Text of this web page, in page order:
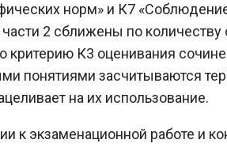
норм» и К7
2 сближены по
критерию К3 оценивания
понятиями засчитываются
на их использование.
к экзаменационной работе и